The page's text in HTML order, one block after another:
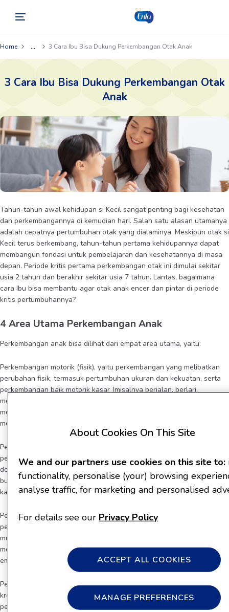
Home ... 3 Cara Ibu Bisa Dukung Perkembangan Otak Anak
3 Cara Ibu Bisa Dukung Perkembangan Otak
Anak
Tahun-tahun awal kehidupan si Kecil sangat penting bagi kesehatan
dan perkembangannya di kemudian hari. Salah satu alasan utamanya
adalah cepatnya pertumbuhan otak yang dialaminya. Meskipun otak si
Kecil terus berkembang, tahun-tahun pertama kehidupannya dapat
membangun fondasi untuk pembelajaran dan kesehatannya di masa
depan. Periode kritis pertama perkembangan otak ini dimulai sekitar
usia 2 tahun dan berakhir sekitar usia 7 tahun. Lantas, bagaimana
cara Ibu bisa membantu agar otak anak encer dan pintar di periode
kritis pertumbuhannya?
4 Area Utama Perkembangan Anak
Perkembangan anak bisa dilihat dari empat area utama, yaitu:
Perkembangan motorik (fisik), yaitu perkembangan yang melibatkan
perubahan fisik, termasuk pertumbuhan ukuran dan kekuatan, serta
perkembangan baik motorik kasar (misalnya berjalan, berlari,
melompat, menendang, dsb), maupun motorik halus (misalnya
menggunakan sendok, menuangkan susu ke dalam gelas, dan
mencuci tangan mereka).
Perkembangan bahasa dan komunikasi bergantung pada area
perkembangan lainnya. Kemampuan anak untuk berkomunikasi
dengan orang lain tumbuh sejak masa bayi, antara lain mengucapkan
bunyi, berkomunikasi secara verbal dan non-verbal, memahami kata-
kata, dan menyusun kalimat.
Perkembangan sosial dan emosional mencakup pemahaman dan
pengendalian emosi anak. Ketika kemampuan ini berkembang, si Kecil
mulai bisa mengidentifikasi apa yang orang lain rasakan,
mengembangkan kemampuan untuk bekerja sama, dan menunjukkan
empati.
Perkembangan kognitif meliputi perkembangan intelektual dan
kreativitas. Perkembangan otak merupakan bagian dari
perkembangan kognitif. Perkembangan kognitif menggambarkan
About Cookies On This Site
We and our partners use cookies on this site to:
functionality, personalise (your) browsing
analyse traffic, for marketing and personalised
For details see our Privacy Policy
MANAGE PREFERENCES
ACCEPT ALL COOKIES